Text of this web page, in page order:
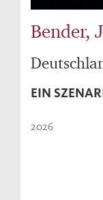
Bender,
EIN
2026